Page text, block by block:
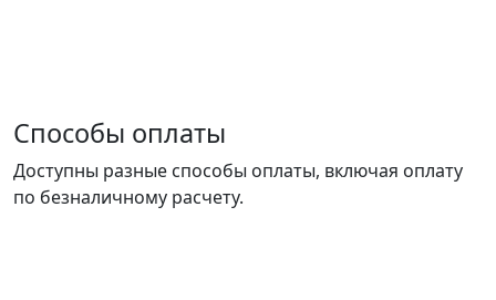
Способы оплаты
Доступны разные способы оплаты, включая оплату
по безналичному расчету.